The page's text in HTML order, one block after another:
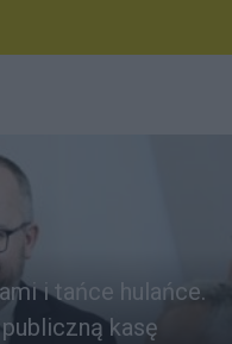
i tańce hulańce.
kasę